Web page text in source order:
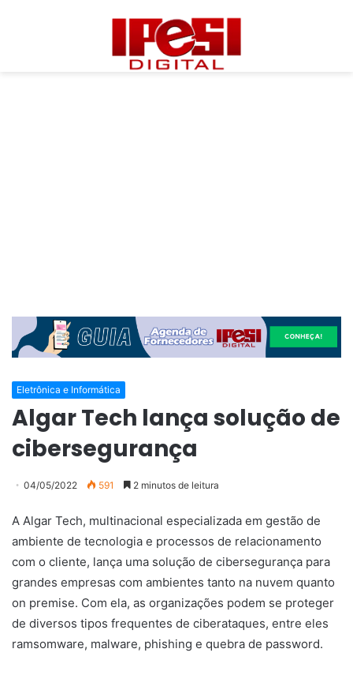
Eletrônica e Informática
Algar Tech lança solução de
cibersegurança
04/05/2022 591 2 minutos de leitura
A Algar Tech, multinacional especializada em gestão de
ambiente de tecnologia e processos de relacionamento
com o cliente, lança uma solução de cibersegurança para
grandes empresas com ambientes tanto na nuvem quanto
on premise. Com ela, as organizações podem se proteger
de diversos tipos frequentes de ciberataques, entre eles
ramsomware, malware, phishing e quebra de password.